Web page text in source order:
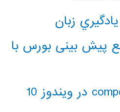
زبان
پیش بینی بورس با